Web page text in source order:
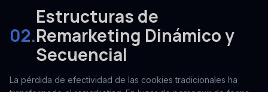
02.
Estructuras de
Remarketing Dinámico y
Secuencial
La pérdida de efectividad de las cookies tradicionales ha